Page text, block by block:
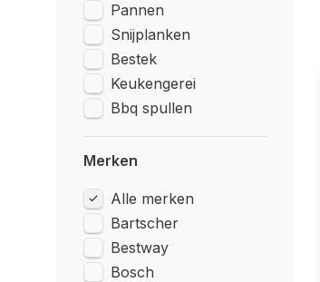
Pannen
Snijplanken
Bestek
Keukengerei
Bbq spullen
Merken
Alle merken
Bartscher
Bestway
Bosch